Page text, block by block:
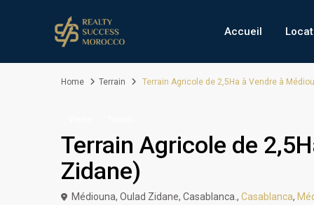
Accueil
Home Terrain Terrain Agricole de 2,5Ha à Vendre à
Terrain Agricole de
Zidane)
Médiouna, Oulad Zidane, Casablanca., Casablanca,